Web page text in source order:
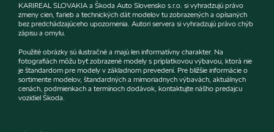
KARIREAL SLOVAKIA a Škoda Auto Slovensko s.r.o. si vyhradzujú právo
zmeny cien, farieb a technických dát modelov tu zobrazených a opísaných
bez predchádzajúceho upozornenia. Autori servera si vyhradzujú právo chýb
zápisu a omylu.
Použité obrázky sú ilustračné a majú len informatívny charakter. Na
fotografiách môžu byť zobrazené modely s príplatkovou výbavou, ktorá nie
je štandardom pre modely v základnom prevedení. Pre bližšie informácie o
sortimente modelov, štandardných a mimoriadnych výbavách, aktuálnych
cenách, podmienkach a termínoch dodávok, kontaktujte nášho predajcu
vozidiel Škoda.